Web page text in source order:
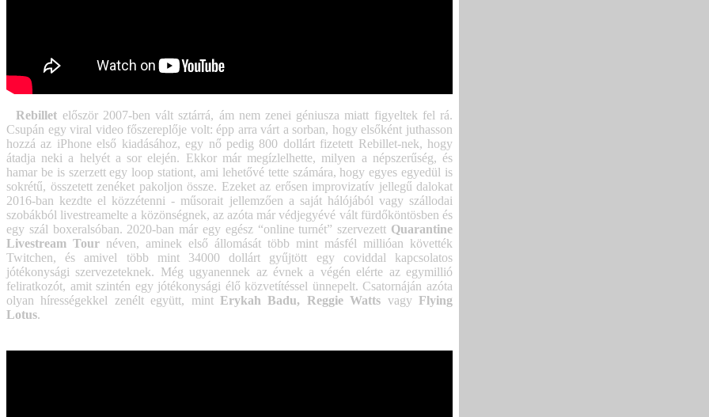
Rebillet először 2007-ben vált sztárrá, ám nem zenei géniusza miatt figyeltek fel rá.
Csupán egy viral video főszereplője volt: épp arra várt a sorban, hogy elsőként juthasson
hozzá az iPhone első kiadásához, egy nő pedig 800 dollárt fizetett Rebillet-nek, hogy
átadja neki a helyét a sor elején. Ekkor már megízlelhette, milyen a népszerűség, és
hamar be is szerzett egy loop stationt, ami lehetővé tette számára, hogy egyes egyedül is
sokrétű, összetett zenéket pakoljon össze. Ezeket az erősen improvizatív jellegű dalokat
2016-ban kezdte el közzétenni - műsorait jellemzően a saját hálójából vagy szállodai
szobákból livestreamelte a közönségnek, az azóta már védjegyévé vált fürdőköntösben és
egy szál boxeralsóban. 2020-ban már egy egész “online turnét” szervezett Quarantine
Livestream Tour néven, aminek első állomását több mint másfél millióan követték
Twitchen, és amivel több mint 34000 dollárt gyűjtött egy coviddal kapcsolatos
jótékonysági szervezeteknek. Még ugyanennek az évnek a végén elérte az egymillió
feliratkozót, amit szintén egy jótékonysági élő közvetítéssel ünnepelt. Csatornáján azóta
olyan hírességekkel zenélt együtt, mint Erykah Badu, Reggie Watts vagyFlying
Lotus.